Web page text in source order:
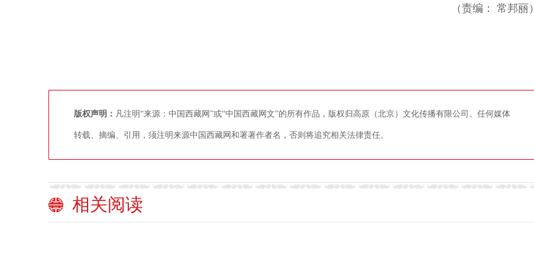
（责编： 常邦丽）
版权声明： 凡注明“来源：中国西藏网”或“中国西藏网文”的所有作品，版权归高原（北京）文化传播有限公司。任何媒体
转载、摘编、引用，须注明来源中国西藏网和署著作者名，否则将追究相关法律责任。
相关阅读